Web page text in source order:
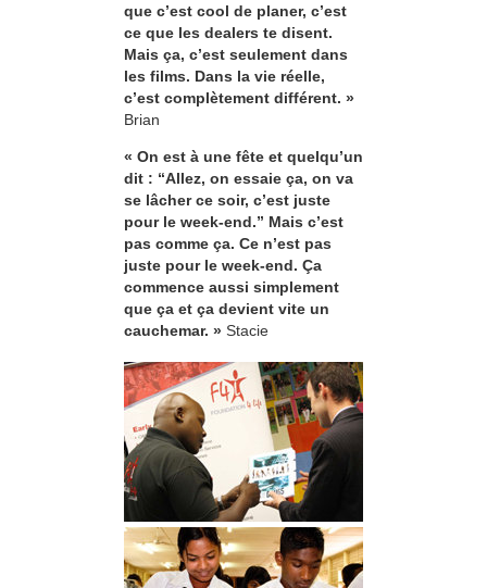
que c’est cool de planer, c’est
ce que les dealers te disent.
Mais ça, c’est seulement dans
les films. Dans la vie réelle,
c’est complètement différent. »
Brian
« On est à une fête et quelqu’un
dit : “Allez, on essaie ça, on va
se lâcher ce soir, c’est juste
pour le week-end.” Mais c’est
pas comme ça. Ce n’est pas
juste pour le week-end. Ça
commence aussi simplement
que ça et ça devient vite un
cauchemar. » Stacie